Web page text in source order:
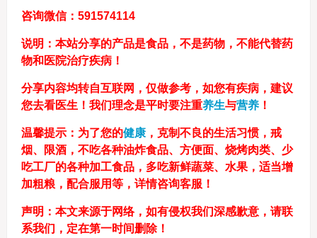
咨询微信：591574114
说明：本站分享的产品是食品，不是药物，不能代替药
物和医院治疗疾病！
分享内容均转自互联网，仅做参考，如您有疾病，建议
您去看医生！我们理念是平时要注重养生与营养！
温馨提示：为了您的健康，克制不良的生活习惯，戒
烟、限酒，不吃各种油炸食品、方便面、烧烤肉类、少
吃工厂的各种加工食品，多吃新鲜蔬菜、水果，适当增
加粗粮，配合服用等，详情咨询客服！
声明：本文来源于网络，如有侵权我们深感歉意，请联
系我们，定在第一时间删除！